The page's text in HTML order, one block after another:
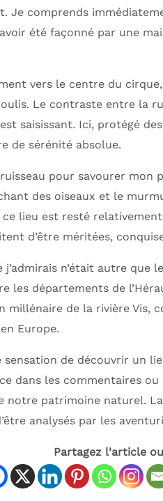
Je comprends
été façonné par une
vers le centre du
Le contraste entre la
saisissant. Ici, protégé
de sérénité absolue.
ruisseau pour savourer
des oiseaux et le
lieu est resté
d’être méritées,
n’était autre que
les départements de
millénaire de la rivière Vis,
Europe.
de découvrir un
dans les commentaires
notre patrimoine naturel.
analysés par les
Partagez l'article